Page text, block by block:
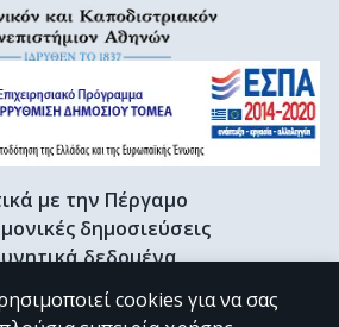
με την Πέργαμο
δημοσιεύσεις
δεδομένα
& Γκρίζα βιβλιογραφία
Ερευνητή
cookies για να σας